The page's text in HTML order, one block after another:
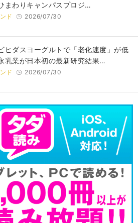
まわりキャンパスプロジ…
ド 2026/07/30
ヒダスヨーグルトで「老化速度」が低
業が日本初の最新研究結果…
ド 2026/07/30